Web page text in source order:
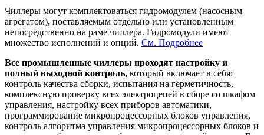
Чиллеры могут комплектоваться гидромодулем (насосным
агрегатом), поставляемым отдельно или установленным
непосредственно на раме чиллера. Гидромодули имеют
множество исполнений и опций. См. Подробнее
Все промышленные чиллеры проходят настройку и
полный выходной контроль, который включает в себя:
контроль качества сборки, испытания на герметичность,
комплексную проверку всех электроцепей в сборе со шкафом
управления, настройку всех приборов автоматики,
программирование микропроцессорных блоков управления,
контроль алгоритма управления микропроцессорных блоков и